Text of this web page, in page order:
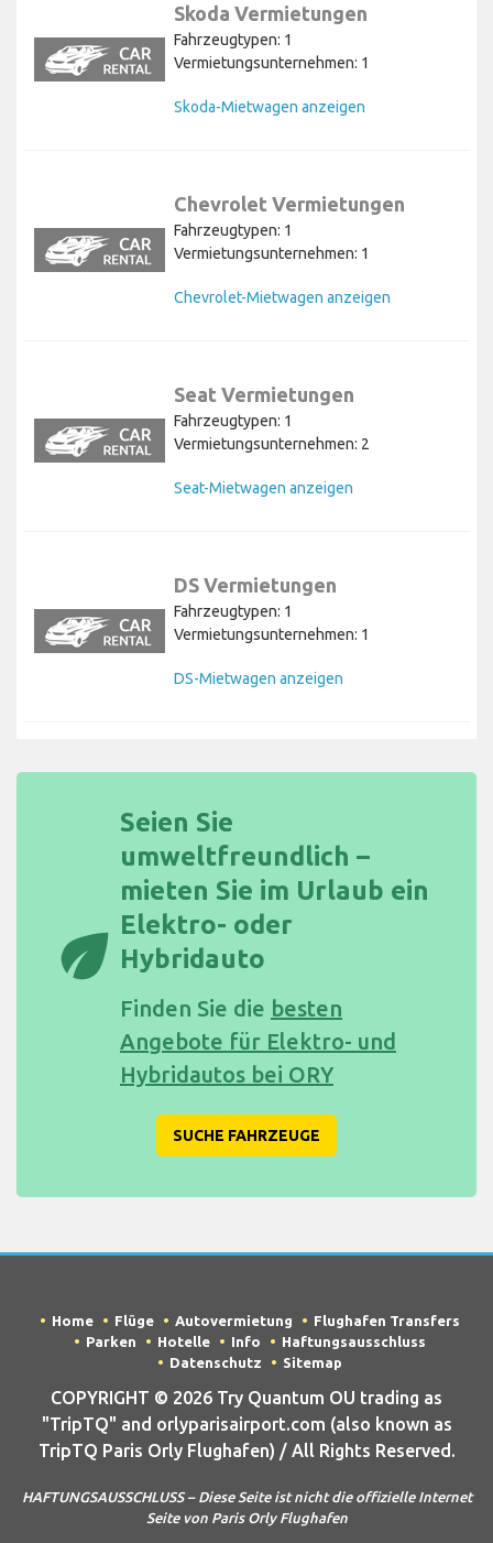
Skoda Vermietungen
Fahrzeugtypen: 1
Vermietungsunternehmen: 1
Skoda-Mietwagen anzeigen
Chevrolet Vermietungen
Fahrzeugtypen: 1
Vermietungsunternehmen: 1
Chevrolet-Mietwagen anzeigen
Seat Vermietungen
Fahrzeugtypen: 1
Vermietungsunternehmen: 2
Seat-Mietwagen anzeigen
DS Vermietungen
Fahrzeugtypen: 1
Vermietungsunternehmen: 1
DS-Mietwagen anzeigen
eco
Seien Sie
umweltfreundlich –
mieten Sie im Urlaub ein
Elektro- oder
Hybridauto
Finden Sie die besten
Angebote für Elektro- und
Hybridautos bei ORY
SUCHE FAHRZEUGE
Home Flüge Autovermietung
Flughafen Transfers
Parken
Hotelle Info
Haftungsausschluss
Datenschutz
Sitemap
COPYRIGHT © 2026 Try Quantum OU trading as
"TripTQ" and orlyparisairport.com (also known as
TripTQ Paris Orly Flughafen) / All Rights Reserved.
HAFTUNGSAUSSCHLUSS – Diese Seite ist nicht die offizielle Internet
Seite von Paris Orly Flughafen